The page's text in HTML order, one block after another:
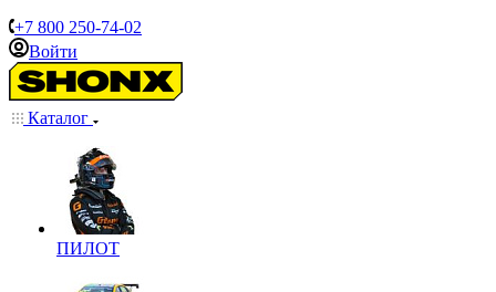
+7 800 250-74-02
Войти
Каталог
ПИЛОТ